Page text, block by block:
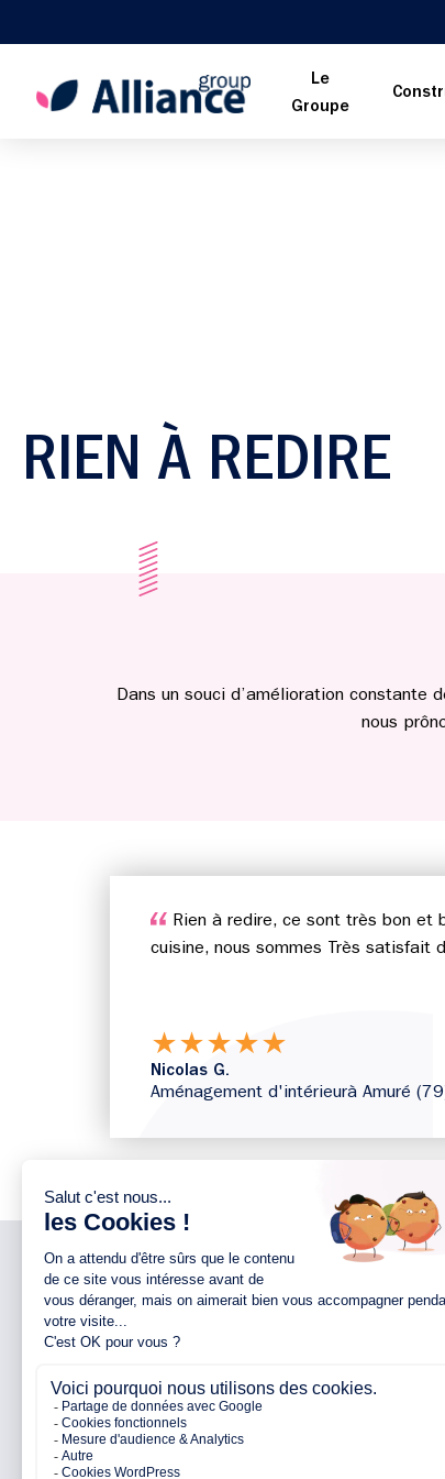
Le
Groupe
RIEN À REDIRE
Dans un souci d’amélioration constante
nous
Rien à redire, ce sont très bon et
cuisine, nous sommes Très satisfait
★★★★★
Nicolas G.
Aménagement d'intérieurà Amuré
NOTRE ENTREPRISE
Notre entreprise
Nos engagements
Nos partenaires
Avis clients
NOS AGENCES 44
Agence de Nantes